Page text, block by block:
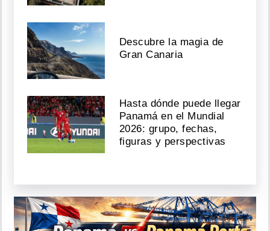
Descubre la magia de
Gran Canaria
Hasta dónde puede llegar
Panamá en el Mundial
2026: grupo, fechas,
figuras y perspectivas